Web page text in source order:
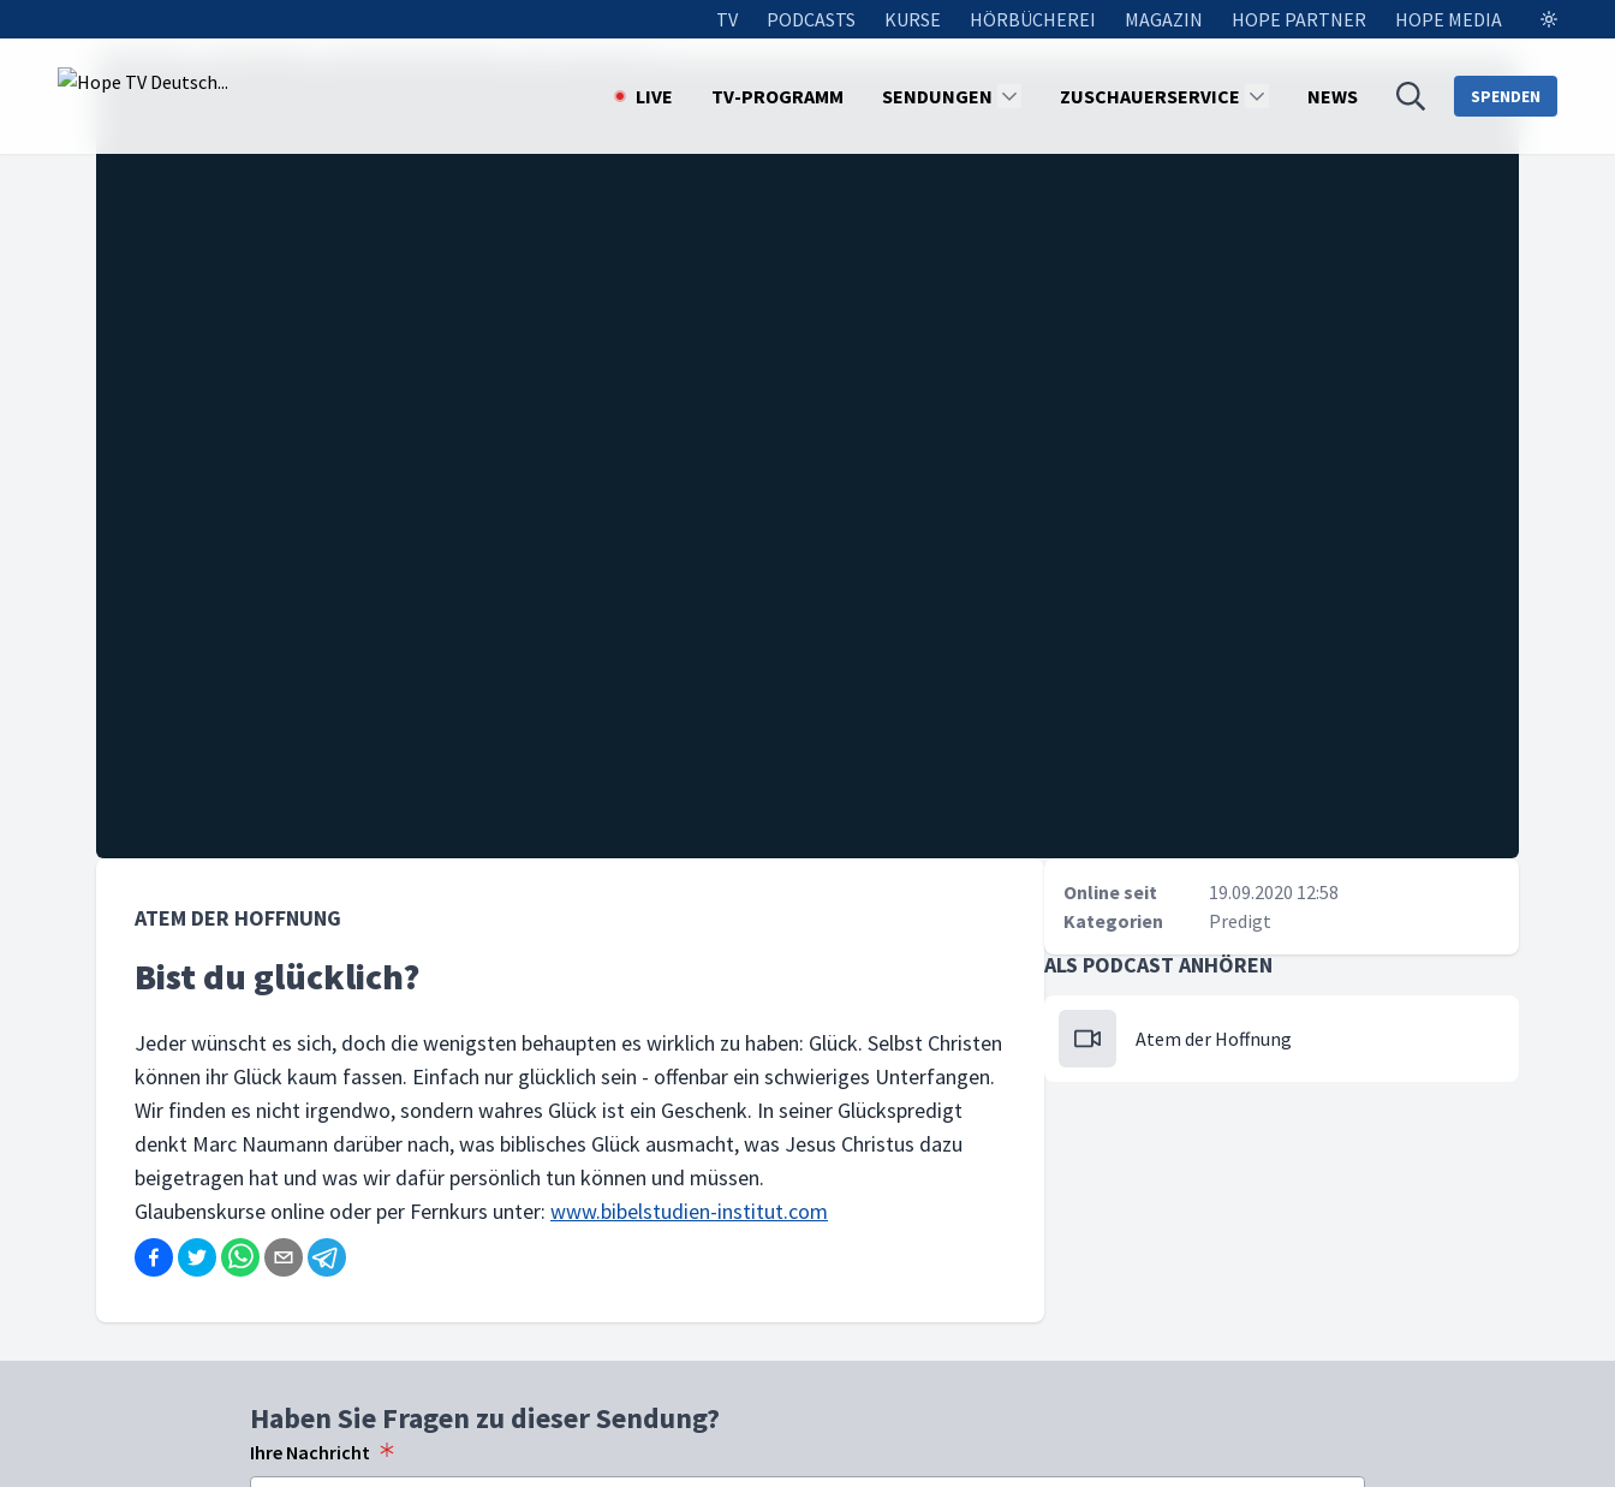
TV PODCASTS KURSE HÖRBÜCHEREI MAGAZIN HOPE PARTNER HOPE MEDIA
LIVE TV-PROGRAMM SENDUNGEN ZUSCHAUERSERVICE NEWS SPENDEN
ATEM DER HOFFNUNG
Bist du glücklich?
Jeder wünscht es sich, doch die wenigsten behaupten es wirklich zu haben: Glück. Selbst Christen
können ihr Glück kaum fassen. Einfach nur glücklich sein - offenbar ein schwieriges Unterfangen.
Wir finden es nicht irgendwo, sondern wahres Glück ist ein Geschenk. In seiner Glückspredigt
denkt Marc Naumann darüber nach, was biblisches Glück ausmacht, was Jesus Christus dazu
beigetragen hat und was wir dafür persönlich tun können und müssen.
Glaubenskurse online oder per Fernkurs unter: www.bibelstudien-institut.com
Online seit
19.09.2020 12:58
Kategorien
Predigt
ALS PODCAST ANHÖREN
Atem der Hoffnung
Haben Sie Fragen zu dieser Sendung?
Ihre Nachricht